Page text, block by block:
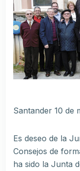
Santander 10 de
Es deseo de la
Consejos de
ha sido la Junta